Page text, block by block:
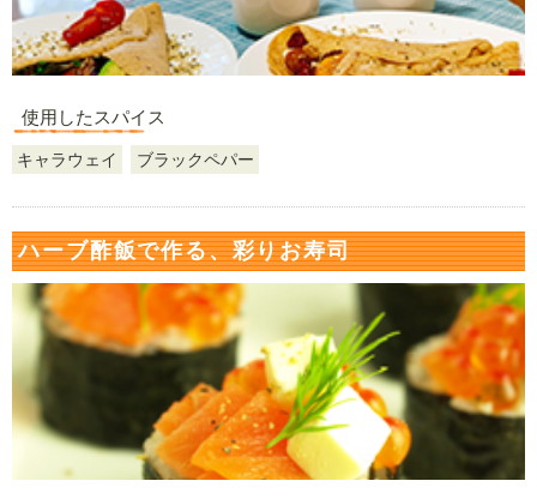
使用したスパイス
キャラウェイ ブラックペパー
ハーブ酢飯で作る、彩りお寿司